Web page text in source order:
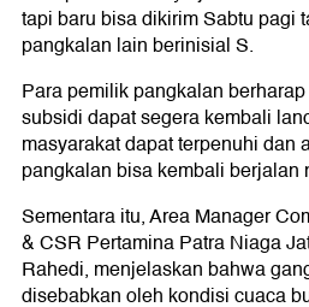
tapi baru bisa dikirim Sabtu pagi
pangkalan lain berinisial S.
Para pemilik pangkalan
subsidi dapat segera kembali
masyarakat dapat terpenuhi dan
pangkalan bisa kembali berjalan
Sementara itu, Area Manager
& CSR Pertamina Patra Niaga
Rahedi, menjelaskan bahwa
disebabkan oleh kondisi cuaca